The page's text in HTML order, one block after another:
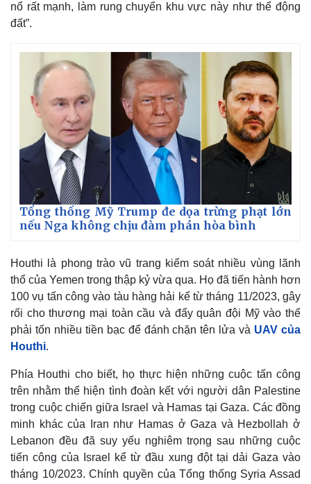
nổ rất mạnh, làm rung chuyển khu vực này như thể động
đất”.
Tổng thống Mỹ Trump đe dọa trừng phạt lớn
nếu Nga không chịu đàm phán hòa bình
Houthi là phong trào vũ trang kiểm soát nhiều vùng lãnh
thổ của Yemen trong thập kỷ vừa qua. Họ đã tiến hành hơn
100 vụ tấn công vào tàu hàng hải kể từ tháng 11/2023, gây
rối cho thương mại toàn cầu và đẩy quân đội Mỹ vào thế
phải tốn nhiều tiền bạc để đánh chặn tên lửa và UAV của
Houthi.
Phía Houthi cho biết, họ thực hiện những cuộc tấn công
trên nhằm thể hiện tình đoàn kết với người dân Palestine
trong cuộc chiến giữa Israel và Hamas tại Gaza. Các đồng
minh khác của Iran như Hamas ở Gaza và Hezbollah ở
Lebanon đều đã suy yếu nghiêm trọng sau những cuộc
tiến công của Israel kể từ đầu xung đột tại dải Gaza vào
tháng 10/2023. Chính quyền của Tổng thống Syria Assad